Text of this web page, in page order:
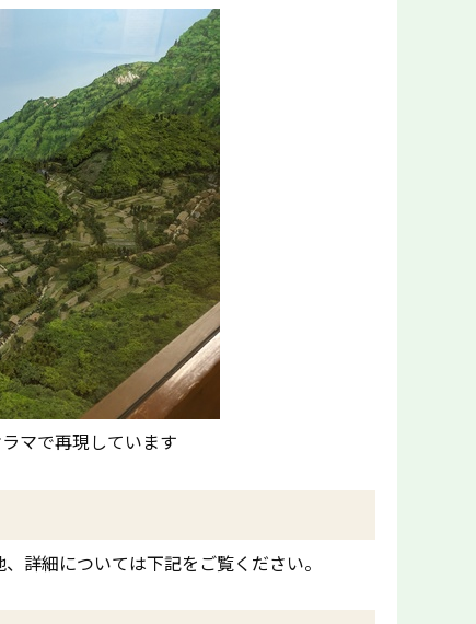
マで再現しています
詳細については下記をご覧ください。